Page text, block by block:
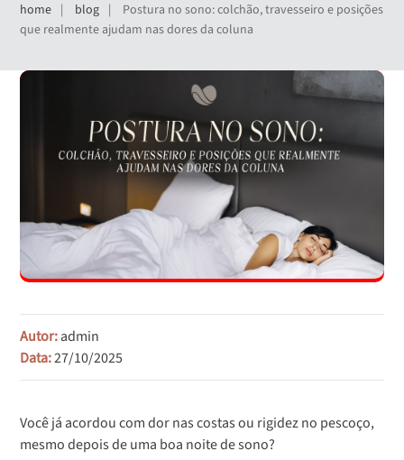
home blog
Postura no sono: colchão, travesseiro e posições
que realmente ajudam nas dores da coluna
Autor:admin
Data:27/10/2025
Você já acordou com dor nas costas ou rigidez no pescoço,
mesmo depois de uma boa noite de sono?